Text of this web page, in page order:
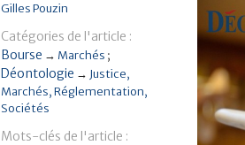
Relations clients
Réglementation
Stratégie
Marchés
Pratique et OST
Gilles Pouzin
Catégories de l'article :
Bourse → Marchés
Déontologie → Justice
Marchés Réglementation
Sociétés
Mots-clés de l'article :